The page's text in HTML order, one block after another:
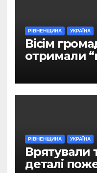
РІВНЕНЩИНА УКРАЇНА
Вісім
отримали
РІВНЕНЩИНА УКРАЇНА
Врятували
деталі